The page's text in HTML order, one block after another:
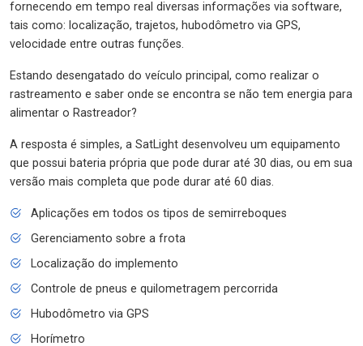
fornecendo em tempo real diversas informações via software,
tais como: localização, trajetos, hubodômetro via GPS,
velocidade entre outras funções.
Estando desengatado do veículo principal, como realizar o
rastreamento e saber onde se encontra se não tem energia para
alimentar o Rastreador?
A resposta é simples, a SatLight desenvolveu um equipamento
que possui bateria própria que pode durar até 30 dias, ou em sua
versão mais completa que pode durar até 60 dias.
Aplicações em todos os tipos de semirreboques
Gerenciamento sobre a frota
Localização do implemento
Controle de pneus e quilometragem percorrida
Hubodômetro via GPS
Horímetro